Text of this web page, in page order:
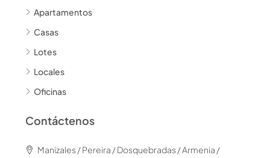
Apartamentos
Casas
Lotes
Locales
Oficinas
Contáctenos
Manizales / Pereira / Dosquebradas / Armenia /